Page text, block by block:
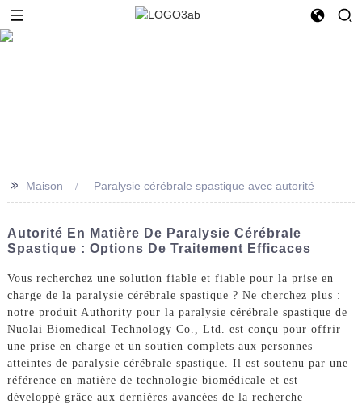
>> Maison Paralysie cérébrale spastique avec autorité
Autorité En Matière De Paralysie Cérébrale
Spastique : Options De Traitement Efficaces
Vous recherchez une solution fiable et fiable pour la prise en
charge de la paralysie cérébrale spastique ? Ne cherchez plus :
notre produit Authority pour la paralysie cérébrale spastique de
Nuolai Biomedical Technology Co., Ltd. est conçu pour offrir
une prise en charge et un soutien complets aux personnes
atteintes de paralysie cérébrale spastique. Il est soutenu par une
référence en matière de technologie biomédicale et est
développé grâce aux dernières avancées de la recherche